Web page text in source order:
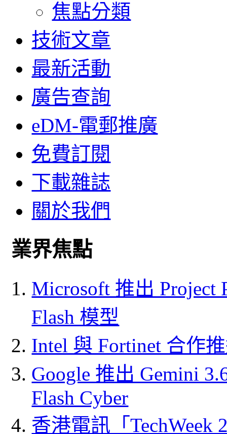
焦點分類
技術文章
最新活動
廣告查詢
eDM-電郵推廣
免費訂閱
下載雜誌
關於我們
業界焦點
Microsoft 推出 Project
Flash 模型
Intel 與 Fortinet 合作
Google 推出 Gemini
Flash Cyber
香港電訊「